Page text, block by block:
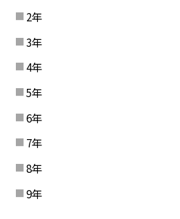
2年
3年
4年
5年
6年
7年
8年
9年